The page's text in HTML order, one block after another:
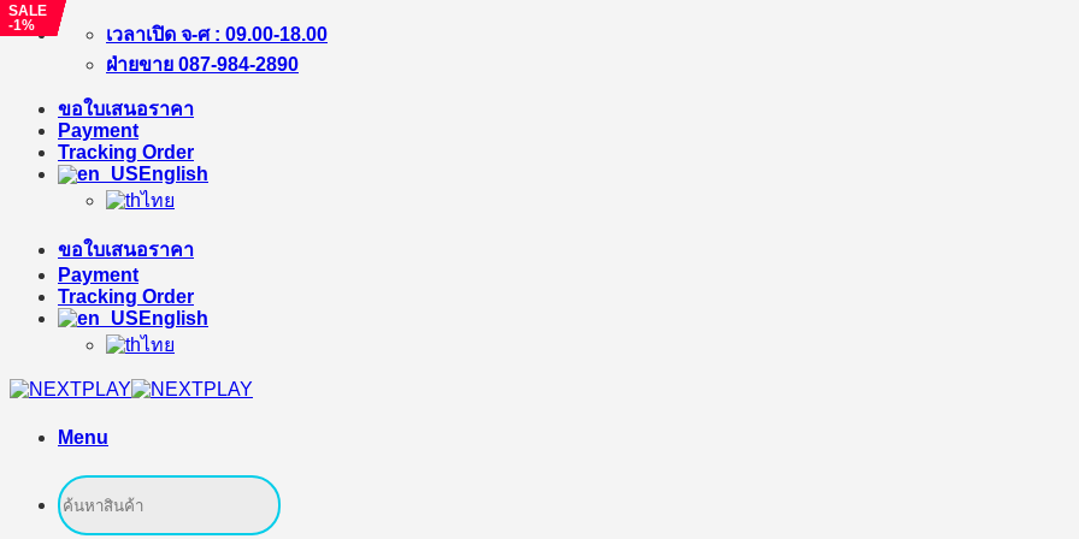
Skip
เวลาเปิด จ-ศ : 09.00-18.00
ฝ่ายขาย 087-984-2890
ขอใบเสนอราคา
Payment
Tracking Order
English
ไทย
ขอใบเสนอราคา
Payment
Tracking Order
English
ไทย
Menu
Search
for:
SALE
-1%
SALE
-5%
SALE
-8%
SALE
-12%
SALE
-3%
SALE
-12%
SALE
-8%